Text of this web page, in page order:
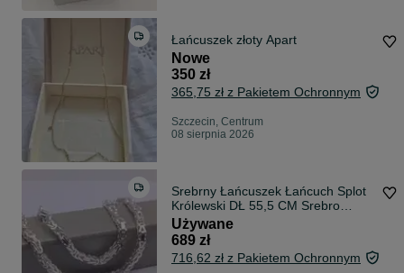
Łańcuszek złoty Apart
Nowe
350 zł
365,75 zł z Pakietem Ochronnym
Szczecin, Centrum
08 sierpnia 2026
Srebrny Łańcuszek Łańcuch Splot
Królewski DŁ 55,5 CM Srebro
PR.925 33,52g. 574/08/26
Używane
689 zł
716,62 zł z Pakietem Ochronnym